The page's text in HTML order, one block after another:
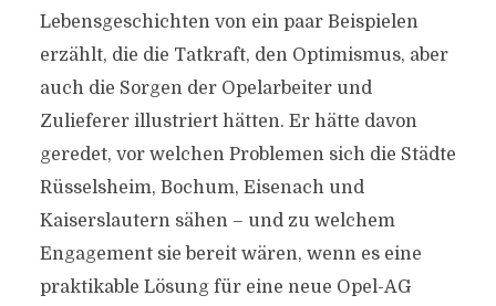
Lebensgeschichten von ein paar Beispielen
erzählt, die die Tatkraft, den Optimismus, aber
auch die Sorgen der Opelarbeiter und
Zulieferer illustriert hätten. Er hätte davon
geredet, vor welchen Problemen sich die Städte
Rüsselsheim, Bochum, Eisenach und
Kaiserslautern sähen – und zu welchem
Engagement sie bereit wären, wenn es eine
praktikable Lösung für eine neue Opel-AG